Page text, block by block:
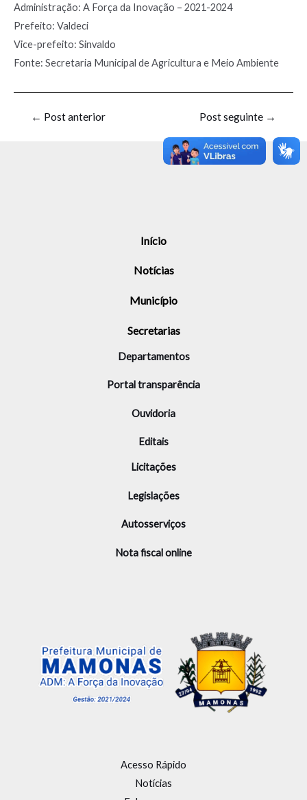
Administração: A Força da Inovação – 2021-2024
Prefeito: Valdeci
Vice-prefeito: Sinvaldo
Fonte: Secretaria Municipal de Agricultura e Meio Ambiente
← Post anterior Post seguinte →
Início
Notícias
Município
Secretarias
Departamentos
Portal transparência
Ouvidoria
Editais
Licitações
Legislações
Autosserviços
Nota fiscal online
Acesso Rápido
Notícias